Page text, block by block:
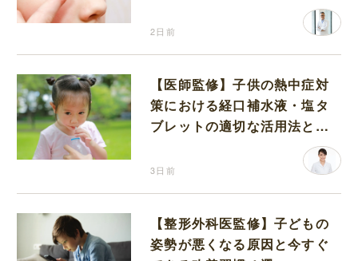
2日前
【医師監修】子供の熱中症対
策における経口補水液・塩タ
ブレットの適切な活用法と水
3日前
【整形外科医監修】子どもの
姿勢が悪くなる原因と今すぐ